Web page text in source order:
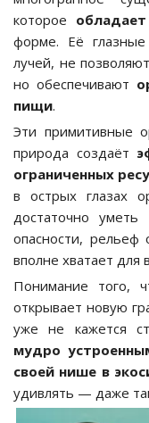
которое
форме. Её
лучей, не
но обеспечивают
пищи.
Эти примитивные
природа создаёт
ограниченных
в острых глазах
достаточно
опасности, рельеф
вполне хватает для
Понимание того,
открывает новую
уже не кажется
мудро
своей нише в
удивлять — даже